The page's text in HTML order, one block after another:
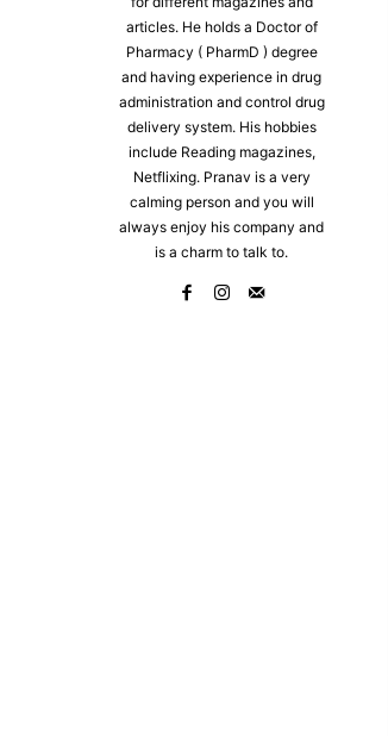
articles. He holds a Doctor of
Pharmacy ( PharmD ) degree
and having experience in drug
administration and control drug
delivery system. His hobbies
include Reading magazines,
Netflixing. Pranav is a very
calming person and you will
always enjoy his company and
is a charm to talk to.